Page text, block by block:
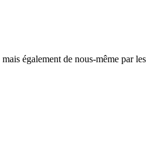
également de nous-même par les